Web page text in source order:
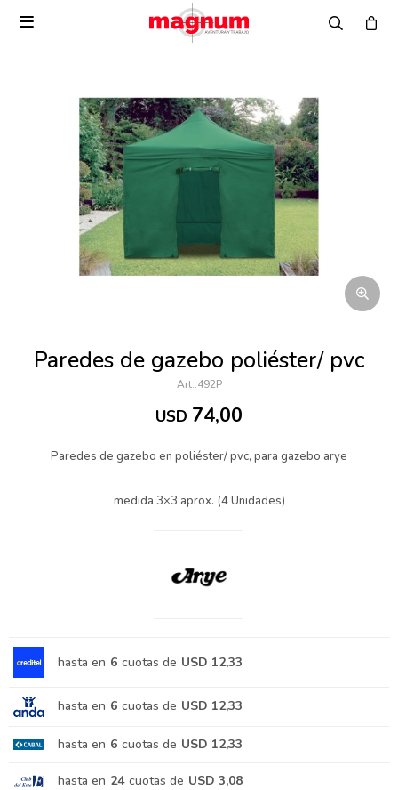

Paredes de gazebo poliéster/ pvc
492P
USD 74,00
Paredes de gazebo en poliéster/ pvc, para gazebo arye
medida 3×3 aprox. (4 Unidades)
hasta en 6 cuotas de USD 12,33
hasta en 6 cuotas de USD 12,33
hasta en 6 cuotas de USD 12,33
hasta en 24 cuotas de USD 3,08